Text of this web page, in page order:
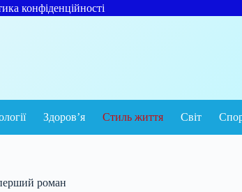
конфіденційності
Здоров’я Стиль життя Світ
роман